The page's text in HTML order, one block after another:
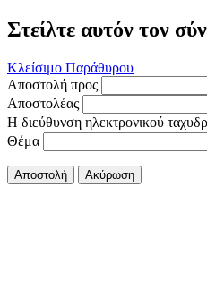
Στείλτε αυτόν τον
Κλείσιμο Παράθυρου
Αποστολή προς
Αποστολέας
Η διεύθυνση ηλεκτρονικού
Θέμα
Αποστολή Ακύρωση